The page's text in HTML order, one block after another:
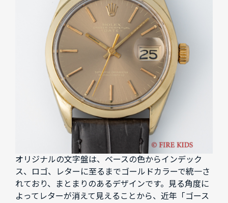
オリジナルの文字盤は、ベースの色からインデック
ス、ロゴ、レターに至るまでゴールドカラーで統一さ
れており、まとまりのあるデザインです。見る角度に
よってレターが消えて見えることから、近年「ゴース